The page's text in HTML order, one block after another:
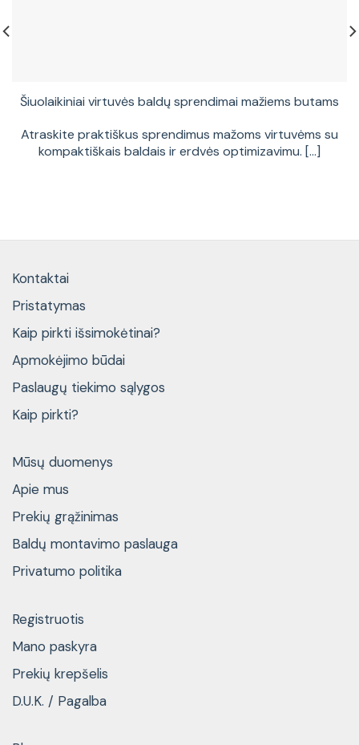
Šiuolaikiniai virtuvės baldų sprendimai mažiems butams
Atraskite praktiškus sprendimus mažoms virtuvėms su
kompaktiškais baldais ir erdvės optimizavimu. [...]
Kontaktai
Pristatymas
Kaip pirkti išsimokėtinai?
Apmokėjimo būdai
Paslaugų tiekimo sąlygos
Kaip pirkti?
Mūsų duomenys
Apie mus
Prekių grąžinimas
Baldų montavimo paslauga
Privatumo politika
Registruotis
Mano paskyra
Prekių krepšelis
D.U.K. / Pagalba